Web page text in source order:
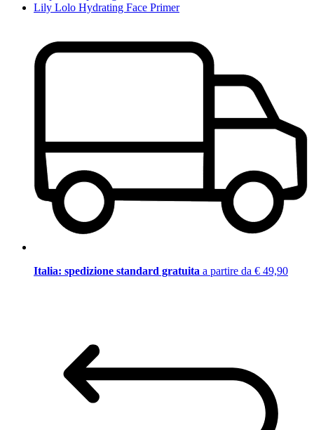
Lily Lolo Hydrating Face Primer
Italia: spedizione standard gratuita a partire da € 49,90